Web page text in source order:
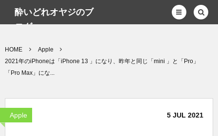
酔いどれオヤジのブ
ログwp
HOME
Apple
2021年のiPhoneは「iPhone 13 」になり、昨年と同じ「mini 」と「Pro」
「Pro Max」にな...
Apple 5 JUL 2021